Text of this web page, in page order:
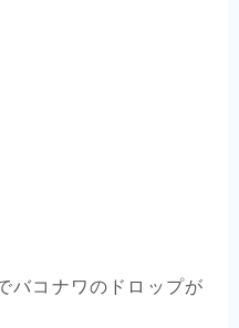
バコナワのドロップが